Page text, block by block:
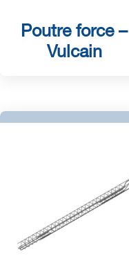
Poutre force –
Vulcain